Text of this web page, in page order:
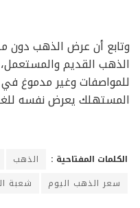
وتابع أن عرض الذهب دون
الذهب القديم
للمواصفات وغير مدموغ
المستهلك يعرض نفسه
الكلمات المفتاحية : الذهب
سعر الذهب اليوم
شعبة